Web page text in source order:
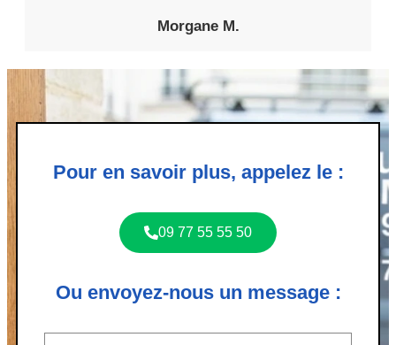
Morgane M.
Pour en savoir plus, appelez le :
09 77 55 55 50
Ou envoyez-nous un message :